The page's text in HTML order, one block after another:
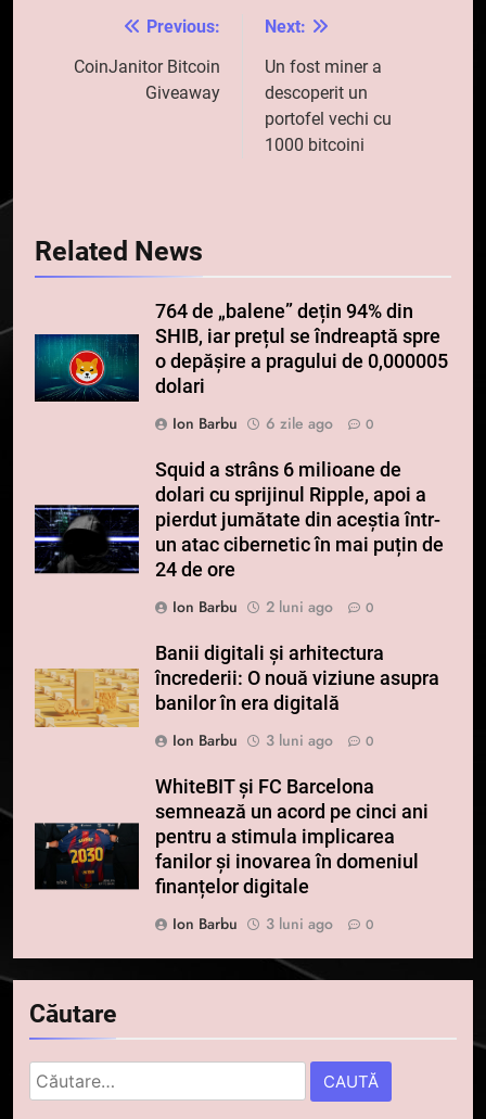
Navigare
în
Previous:
CoinJanitor Bitcoin
Giveaway
Next:
Un fost miner a
descoperit un
portofel vechi cu
1000 bitcoini
Related News
764 de „balene” dețin 94% din
SHIB, iar prețul se îndreaptă spre
o depășire a pragului de 0,000005
dolari
Ion Barbu
6 zile ago 0
Squid a strâns 6 milioane de
dolari cu sprijinul Ripple, apoi a
pierdut jumătate din aceștia într-
un atac cibernetic în mai puțin de
24 de ore
Ion Barbu
2 luni ago 0
Banii digitali și arhitectura
încrederii: O nouă viziune asupra
banilor în era digitală
Ion Barbu
3 luni ago 0
WhiteBIT și FC Barcelona
semnează un acord pe cinci ani
pentru a stimula implicarea
fanilor și inovarea în domeniul
finanțelor digitale
Ion Barbu
3 luni ago 0
Căutare
Caută
după:
dolari cu sprijinul Ripple, apoi a
pierdut jumătate din aceștia
într-un atac cibernetic în mai